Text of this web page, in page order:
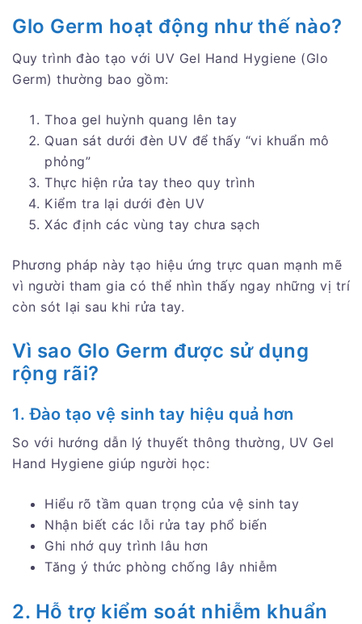
Glo Germ hoạt động như thế nào?
Quy trình đào tạo với UV Gel Hand Hygiene (Glo
Germ) thường bao gồm:
Thoa gel huỳnh quang lên tay
Quan sát dưới đèn UV để thấy “vi khuẩn mô
phỏng”
Thực hiện rửa tay theo quy trình
Kiểm tra lại dưới đèn UV
Xác định các vùng tay chưa sạch
Phương pháp này tạo hiệu ứng trực quan mạnh mẽ
vì người tham gia có thể nhìn thấy ngay những vị trí
còn sót lại sau khi rửa tay.
Vì sao Glo Germ được sử dụng
rộng rãi?
1. Đào tạo vệ sinh tay hiệu quả hơn
So với hướng dẫn lý thuyết thông thường, UV Gel
Hand Hygiene giúp người học:
Hiểu rõ tầm quan trọng của vệ sinh tay
Nhận biết các lỗi rửa tay phổ biến
Ghi nhớ quy trình lâu hơn
Tăng ý thức phòng chống lây nhiễm
2. Hỗ trợ kiểm soát nhiễm khuẩn